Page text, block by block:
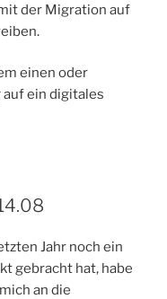
der Migration auf
einen oder
ein digitales
Jahr noch ein
gebracht hat, habe
an die